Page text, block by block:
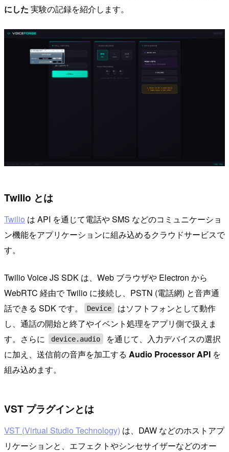
にした 実験の記録を紹介します。
Twilio とは
Twilio は API を通じて電話や SMS などのコミュニケーショ
ン機能をアプリケーションに組み込めるクラウドサービスで
す。
Twilio Voice JS SDK は、Web ブラウザや Electron から
WebRTC 経由で Twilio に接続し、PSTN (電話網) と音声通
話できる SDK です。
Device
はソフトフォンとして動作
し、通話の開始と終了やイベント処理をアプリ側で扱えま
す。さらに
device.audio
を通じて、入力デバイスの選択
に加え、送信前の音声を加工する Audio Processor API を
組み込めます。
VST プラグインとは
VST (Virtual Studio Technology) は、DAW などのホストアプ
リケーションと、エフェクトやシンセサイザーなどのオー